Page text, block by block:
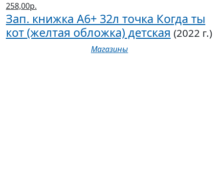
258,00р.
Зап. книжка А6+ 32л точка Когда ты
кот (желтая обложка) детская (2022 г.)
Магазины